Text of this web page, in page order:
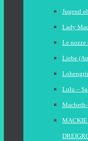
Jugend
Lady
Le nozze
Liebe
Lulu –
MACKIE